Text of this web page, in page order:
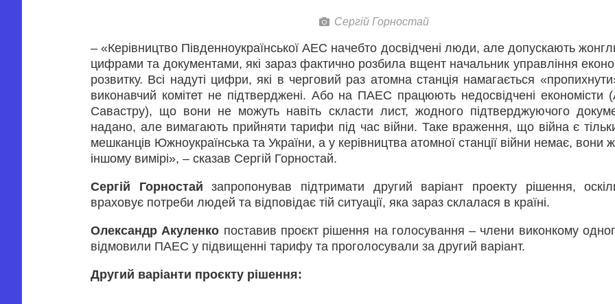
Сергій Горностай
– «Керівництво Південноукраїнської АЕС начебто досвідчені люди, але допускають
цифрами та документами, які зараз фактично розбила вщент начальник управління
розвитку. Всі надуті цифри, які в черговий раз атомна станція намагається
виконавчий комітет не підтверджені. Або на ПАЕС працюють недосвідчені економісти
Савастру), що вони не можуть навіть скласти лист, жодного підтверджуючого
надано, але вимагають прийняти тарифи під час війни. Таке враження, що війна є
мешканців Южноукраїнська та України, а у керівництва атомної станції війни немає, вони
іншому вимірі», – сказав Сергій Горностай.
Сергій Горностай запропонував підтримати другий варіант проекту рішення,
враховує потреби людей та відповідає тій ситуації, яка зараз склалася в країні.
Олександр Акуленко поставив проєкт рішення на голосування – члени виконкому
відмовили ПАЕС у підвищенні тарифу та проголосували за другий варіант.
Другий варіанти проєкту рішення: